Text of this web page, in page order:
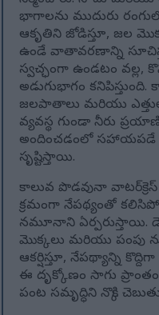
భాగాలను ముదురు
ఆకృతిని జోడిస్తూ, జల
ఉండే వాతావరణాన్ని
స్వచ్ఛంగా ఉండటం వల్ల,
అడుగుభాగం
జలపాతాలు మరియు
వ్యవస్థ గుండా నీరు
అందించడంలో సహాయపడే
సృష్టిస్తాయి.
కాలువ పొడవునా వాటర్‌క్రెస్
క్రమంగా నేపథ్యంతో
నమూనాని ఏర్పరుస్తాయి.
మొక్కలు మరియు పంపు
ఆకర్షిస్తూ, నేపథ్యాన్ని
ఈ దృక్కోణం సాగు
పంట సమృద్ధిని నొక్కి